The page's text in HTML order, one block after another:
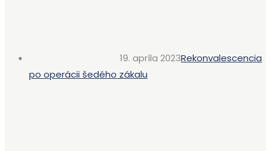
19. apríla 2023Rekonvalescencia
po operácii šedého zákalu